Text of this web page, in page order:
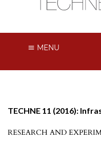
MENU
TECHNE 11 (2016):
RESEARCH AND